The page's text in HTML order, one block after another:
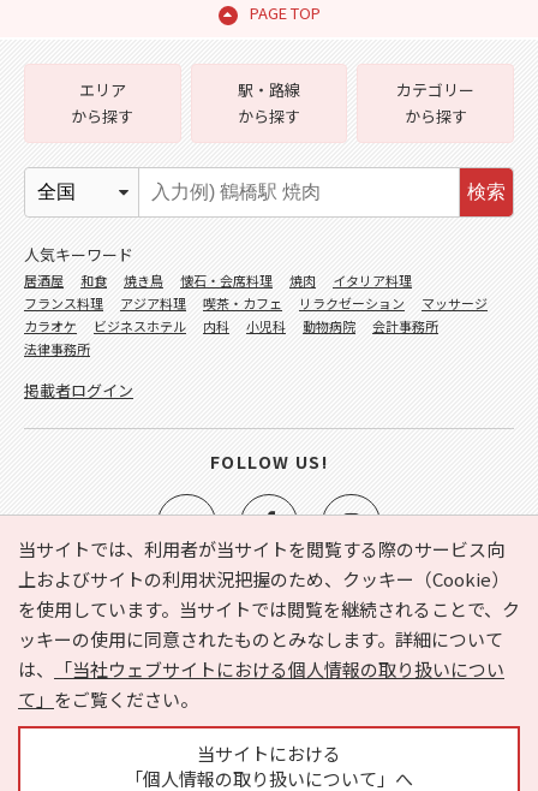
PAGE TOP
当サイトでは、利用者が当サイトを閲覧する際のサービス向
上およびサイトの利用状況把握のため、クッキー（Cookie）
を使用しています。当サイトでは閲覧を継続されることで、ク
ッキーの使用に同意されたものとみなします。詳細について
は、
「当社ウェブサイトにおける個人情報の取り扱いについ
て」 をご覧ください。
当サイトにおける
「個人情報の取り扱いについて」へ
e-NAVITA（イーナビタ）とは？ お気に入り
ヘルプ
利用規約
個人情報の取り扱いについて
運営会社
サイトマップ
広告掲載に関するお問い合わせ
エリア
から探す
駅・路線
から探す
カテゴリー
から探す
検索
人気キーワード
居酒屋 和食 焼き鳥 懐石・会席料理 焼肉
イタリア料理
フランス料理
アジア料理 喫茶・カフェ リラクゼーション
マッサージ
カラオケ
ビジネスホテル 内科 小児科 動物病院
会計事務所
法律事務所
掲載者ログイン
FOLLOW US!